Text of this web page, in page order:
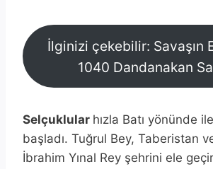
İlginizi çekebilir: Savaşın
1040 Dandanakan
Selçuklular hızla Batı yönünde
başladı. Tuğrul Bey, Taberistan ve
İbrahim Yınal Rey şehrini ele